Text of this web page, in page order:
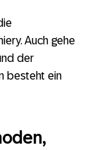
Auch gehe
der
besteht ein